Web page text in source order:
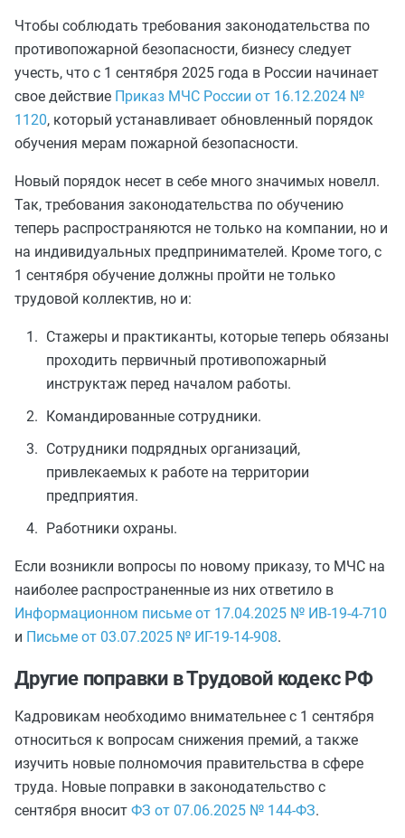
Чтобы соблюдать требования законодательства по
противопожарной безопасности, бизнесу следует
учесть, что с 1 сентября 2025 года в России начинает
свое действие Приказ МЧС России от 16.12.2024 №
1120, который устанавливает обновленный порядок
обучения мерам пожарной безопасности.
Новый порядок несет в себе много значимых новелл.
Так, требования законодательства по обучению
теперь распространяются не только на компании, но и
на индивидуальных предпринимателей. Кроме того, с
1 сентября обучение должны пройти не только
трудовой коллектив, но и:
Стажеры и практиканты, которые теперь обязаны
проходить первичный противопожарный
инструктаж перед началом работы.
Командированные сотрудники.
Сотрудники подрядных организаций,
привлекаемых к работе на территории
предприятия.
Работники охраны.
Если возникли вопросы по новому приказу, то МЧС на
наиболее распространенные из них ответило в
Информационном письме от 17.04.2025 № ИВ-19-4-710
и Письме от 03.07.2025 № ИГ-19-14-908.
Другие поправки в Трудовой кодекс РФ
Кадровикам необходимо внимательнее с 1 сентября
относиться к вопросам снижения премий, а также
изучить новые полномочия правительства в сфере
труда. Новые поправки в законодательство с
сентября вносит ФЗ от 07.06.2025 № 144-ФЗ.